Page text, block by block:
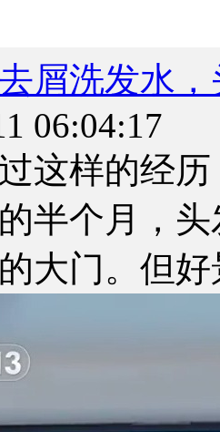
屑洗发水
06:04:17
这样的经
半个月，
大门。但